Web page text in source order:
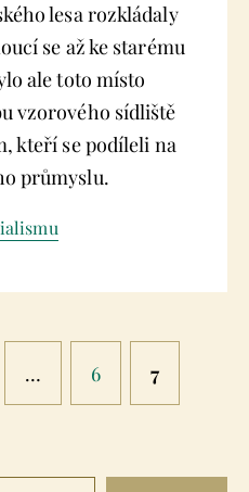
lesa rozkládaly
se až ke starému
ale toto místo
vzorového sídliště
kteří se podíleli na
průmyslu.
… Stránka
6 Stránka
7